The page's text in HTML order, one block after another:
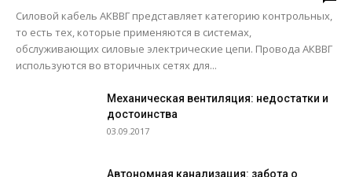
Силовой кабель АКВВГ представляет категорию контрольных,
то есть тех, которые применяются в системах,
обслуживающих силовые электрические цепи. Провода АКВВГ
используются во вторичных сетях для...
Механическая вентиляция: недостатки и
достоинства
03.09.2017
Автономная канализация: забота о